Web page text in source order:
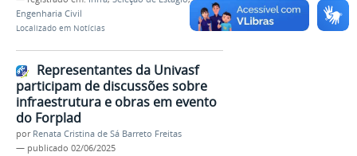
Engenharia Civil
Localizado em Notícias
Representantes da Univasf
participam de discussões sobre
infraestrutura e obras em evento
do Forplad
por Renata Cristina de Sá Barreto Freitas
— publicado 02/06/2025